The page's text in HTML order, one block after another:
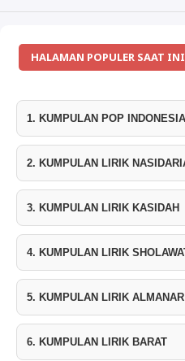
HALAMAN POPULER SAAT INI
1. KUMPULAN POP INDONESIA
2. KUMPULAN LIRIK
3. KUMPULAN LIRIK KASIDAH
4. KUMPULAN LIRIK
5. KUMPULAN LIRIK ALMANAR
6. KUMPULAN LIRIK BARAT